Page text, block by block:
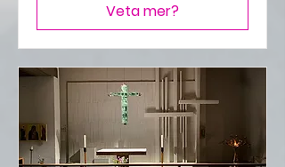
Veta mer?